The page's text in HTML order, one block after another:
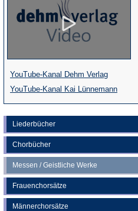
Liederbücher
Chorbücher
Messen / Geistliche Werke
Frauenchorsätze
Männerchorsätze
YouTube-Kanal Dehm Verlag(Öffnet
in
einem
neuen
Tab)
YouTube-Kanal Kai Lünnemann(Öffnet
in
einem
neuen